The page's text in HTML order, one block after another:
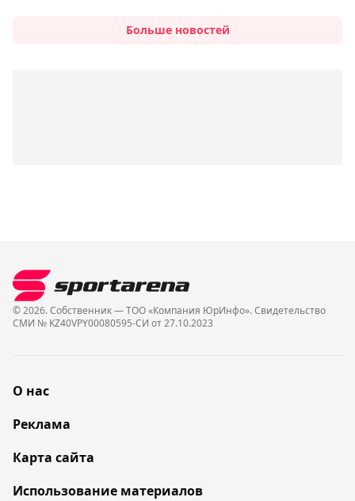
Больше новостей
© 2026. Собственник — ТОО «Компания ЮрИнфо». Cвидетельство
СМИ № KZ40VPY00080595-СИ от 27.10.2023
О нас
Реклама
Карта сайта
Использование материалов